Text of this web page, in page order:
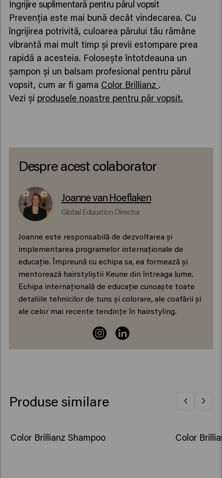
Îngrijire suplimentară pentru părul vopsit
Prevenția este mai bună decât vindecarea. Cu
îngrijirea potrivită, culoarea părului tău rămâne
vibrantă mai mult timp și previi estompare prea
rapidă a acesteia. Folosește întotdeauna un
șampon și un balsam profesional pentru părul
vopsit, cum ar fi gama Color Brillianz .
Vezi și produsele noastre pentru păr vopsit.
Despre acest colaborator
Joanne van Hoeflaken
Global Education Director
Joanne este responsabilă de dezvoltarea și
implementarea programelor internaționale de
educație. Împreună cu echipa sa, ea formează și
mentorează hairstyliștii Keune din întreaga lume.
Echipa internațională de educație cunoaște toate
detaliile tehnicilor de tuns și colorare, ale coafării și
ale celor mai recente tendințe în hairstyling.
Produse similare
Color Brillianz Shampoo Color